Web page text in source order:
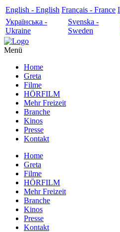
English - English Français - France
Українська -
Ukraine
Svenska -
Sweden
Menü
Home
Greta
Filme
HÖRFILM
Mehr Freizeit
Branche
Kinos
Presse
Kontakt
Home
Greta
Filme
HÖRFILM
Mehr Freizeit
Branche
Kinos
Presse
Kontakt